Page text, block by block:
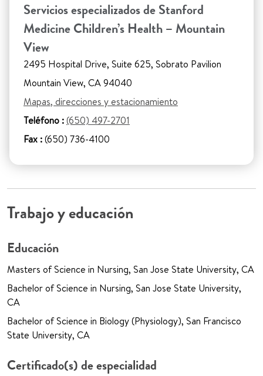
Servicios especializados de Stanford
Medicine Children’s Health – Mountain
View
2495 Hospital Drive, Suite 625, Sobrato Pavilion
Mountain View, CA 94040
Mapas, direcciones y estacionamiento
Teléfono :(650) 497-2701
Fax :(650) 736-4100
Trabajo y educación
Educación
Masters of Science in Nursing, San Jose State University, CA
Bachelor of Science in Nursing, San Jose State University,
CA
Bachelor of Science in Biology (Physiology), San Francisco
State University, CA
Certificado(s) de especialidad